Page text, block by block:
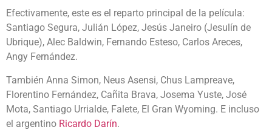
Efectivamente, este es el reparto principal de la película:
Santiago Segura, Julián López, Jesús Janeiro (Jesulín de
Ubrique), Alec Baldwin, Fernando Esteso, Carlos Areces,
Angy Fernández.
También Anna Simon, Neus Asensi, Chus Lampreave,
Florentino Fernández, Cañita Brava, Josema Yuste, José
Mota, Santiago Urrialde, Falete, El Gran Wyoming. E incluso
el argentino Ricardo Darín.